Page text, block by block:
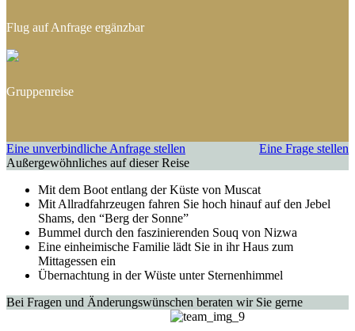
Flug auf Anfrage ergänzbar
Gruppenreise
Eine unverbindliche Anfrage stellen
Eine Frage stellen
Außergewöhnliches auf dieser Reise
Mit dem Boot entlang der Küste von Muscat
Mit Allradfahrzeugen fahren Sie hoch hinauf auf den Jebel
Shams, den “Berg der Sonne”
Bummel durch den faszinierenden Souq von Nizwa
Eine einheimische Familie lädt Sie in ihr Haus zum
Mittagessen ein
Übernachtung in der Wüste unter Sternenhimmel
Bei Fragen und Änderungswünschen beraten wir Sie gerne